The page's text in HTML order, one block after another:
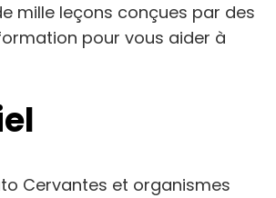
mille leçons conçues par des
pour vous aider à
Cervantes et organismes